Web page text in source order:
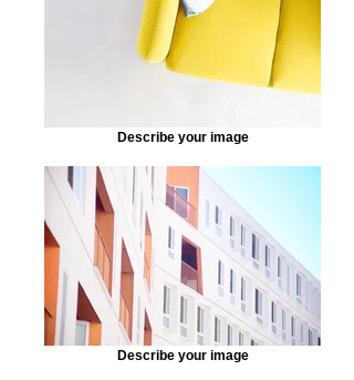
Describe your image
Describe your image